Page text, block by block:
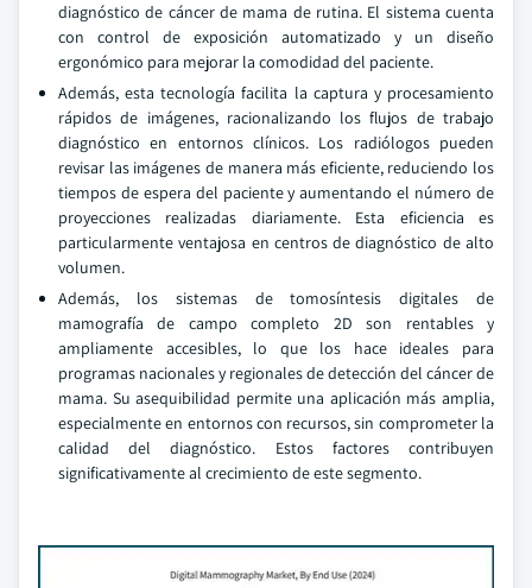
diagnóstico de cáncer de mama de rutina. El sistema cuenta
con control de exposición automatizado y un diseño
ergonómico para mejorar la comodidad del paciente.
Además, esta tecnología facilita la captura y procesamiento
rápidos de imágenes, racionalizando los flujos de trabajo
diagnóstico en entornos clínicos. Los radiólogos pueden
revisar las imágenes de manera más eficiente, reduciendo los
tiempos de espera del paciente y aumentando el número de
proyecciones realizadas diariamente. Esta eficiencia es
particularmente ventajosa en centros de diagnóstico de alto
volumen.
Además, los sistemas de tomosíntesis digitales de
mamografía de campo completo 2D son rentables y
ampliamente accesibles, lo que los hace ideales para
programas nacionales y regionales de detección del cáncer de
mama. Su asequibilidad permite una aplicación más amplia,
especialmente en entornos con recursos, sin comprometer la
calidad del diagnóstico. Estos factores contribuyen
significativamente al crecimiento de este segmento.